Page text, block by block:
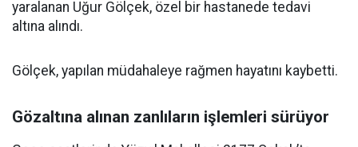
yaralanan Uğur Gölçek, özel bir hastanede tedavi
altına alındı.
Gölçek, yapılan müdahaleye rağmen hayatını kaybetti.
Gözaltına alınan zanlıların işlemleri sürüyor